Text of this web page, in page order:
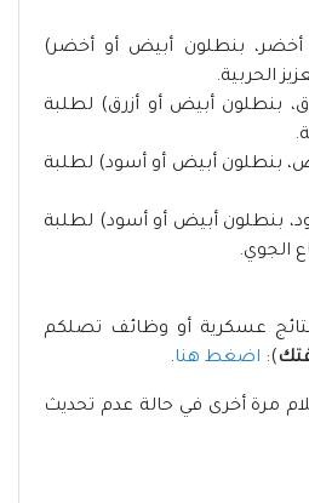
أخضر، بنطلون أبيض أو أخضر)
الحربية.
بنطلون أبيض أو أزرق) لطلبة
بنطلون أبيض أو أسود) لطلبة
بنطلون أبيض أو أسود) لطلبة
الجوي.
عسكرية أو وظائف تصلكم
): اضغط هنا.
مرة أخرى في حالة عدم تحديث